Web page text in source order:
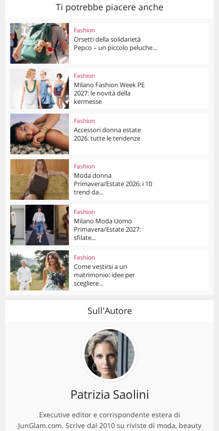
Ti potrebbe piacere anche
Fashion
Orsetti della solidarietà
Pepco – un piccolo peluche...
Fashion
Milano Fashion Week PE
2027: le novità della
kermesse
Fashion
Accessori donna estate
2026: tutte le tendenze
Fashion
Moda donna
Primavera/Estate 2026: i 10
trend da...
Fashion
Milano Moda Uomo
Primavera/Estate 2027:
sfilate...
Fashion
Come vestirsi a un
matrimonio: idee per
scegliere...
Sull'Autore
Patrizia Saolini
Executive editor e corrispondente estera di
JunGlam.com. Scrive dal 2010 su riviste di moda, beauty